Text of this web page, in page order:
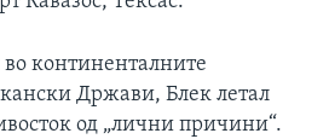
континенталните
Држави, Блек летал
од „лични причини“.